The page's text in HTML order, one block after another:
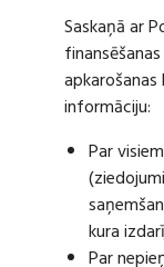
Saskaņā ar
informāciju:
Par
kura
Par